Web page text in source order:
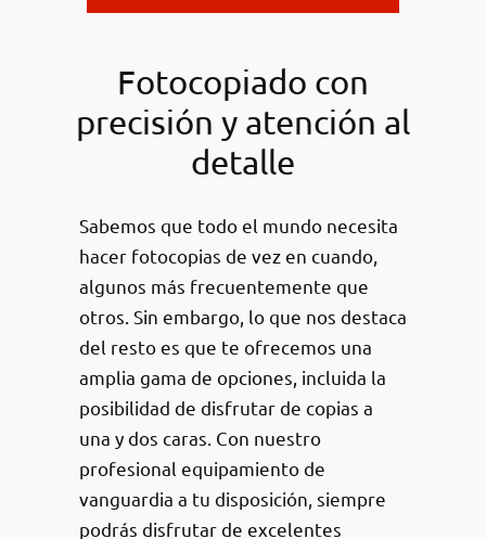
Fotocopiado con
precisión y atención al
detalle
Sabemos que todo el mundo necesita
hacer fotocopias de vez en cuando,
algunos más frecuentemente que
otros. Sin embargo, lo que nos destaca
del resto es que te ofrecemos una
amplia gama de opciones, incluida la
posibilidad de disfrutar de copias a
una y dos caras. Con nuestro
profesional equipamiento de
vanguardia a tu disposición, siempre
podrás disfrutar de excelentes